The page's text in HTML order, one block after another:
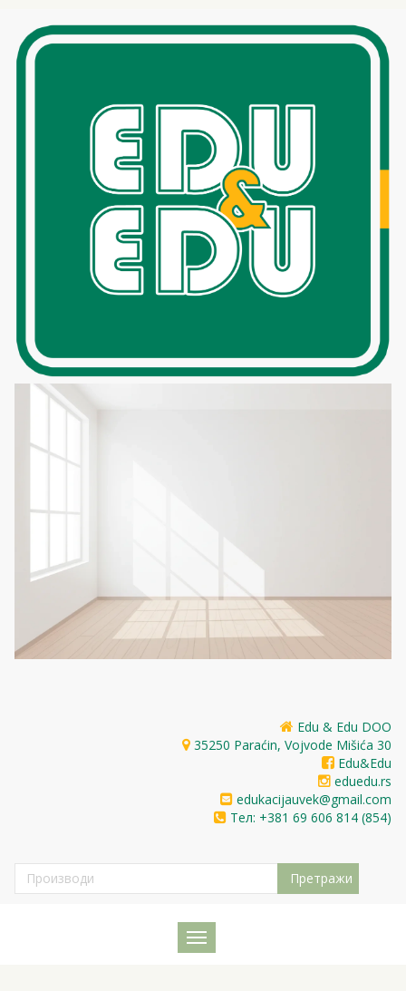
Edu & Edu DOO
35250 Paraćin, Vojvode Mišića 30
Edu&Edu
eduedu.rs
edukacijauvek@gmail.com
Тел: +381 69 606 814 (854)